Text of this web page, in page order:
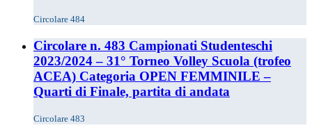
Circolare 484
Circolare n. 483 Campionati Studenteschi
2023/2024 – 31° Torneo Volley Scuola (trofeo
ACEA) Categoria OPEN FEMMINILE –
Quarti di Finale, partita di andata
Circolare 483